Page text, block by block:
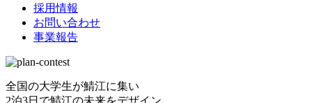
採用情報
お問い合わせ
事業報告
全国の大学生が鯖江に集い
2泊3日で鯖江の未来をデザイン